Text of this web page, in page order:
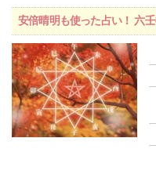
安倍晴明も使った占い！ 六